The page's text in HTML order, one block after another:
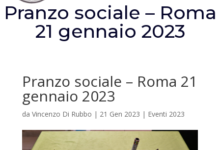
Pranzo sociale – Roma
21 gennaio 2023
Pranzo sociale – Roma 21
gennaio 2023
da Vincenzo Di Rubbo | 21 Gen 2023 | Eventi 2023